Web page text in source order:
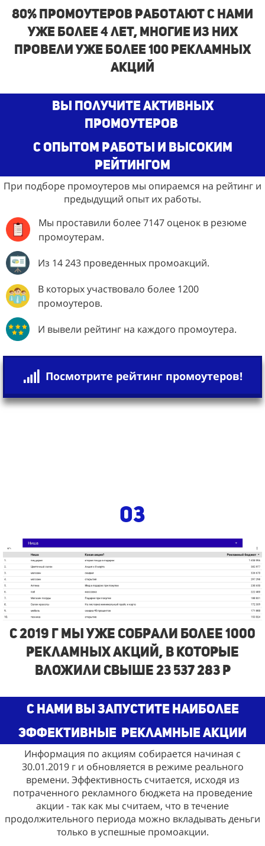
80% промоутеров работают с нами
уже более 4 лет, многие из них
провели уже более 100 рекламных
акций
Вы получите активных
промоутеров
с опытом работы и высоким
рейтингом
При подборе промоутеров мы опираемся на рейтинг и
предыдущий опыт их работы.
Мы проставили более 7147 оценок в резюме
промоутерам.
Из 14 243 проведенных промоакций.
В которых участвовало более 1200
промоутеров.
И вывели рейтинг на каждого промоутера.
Посмотрите рейтинг промоутеров!
03
с 2019 г Мы Уже собрали более 1000
рекламных акций, в которые
вложили свыше 23 537 283 р
С нами Вы запустите наиболее
эффективные рекламные акции
Информация по акциям собирается начиная с
30.01.2019 г и обновляется в режиме реального
времени. Эффективность считается, исходя из
потраченного рекламного бюджета на проведение
акции - так как мы считаем, что в течение
продолжительного периода можно вкладывать деньги
только в успешные промоакции.